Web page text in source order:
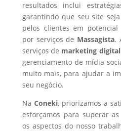
resultados inclui
garantindo que seu site
pelos clientes em
por serviços de Massagista.
serviços de marketing digital
gerenciamento de mídia
muito mais, para ajudar a
seu negócio.
Na Coneki, priorizamos a
esforçamos para superar
os aspectos do nosso